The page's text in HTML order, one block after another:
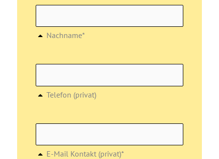
Nachname*
Telefon (privat)
E-Mail Kontakt (privat)*